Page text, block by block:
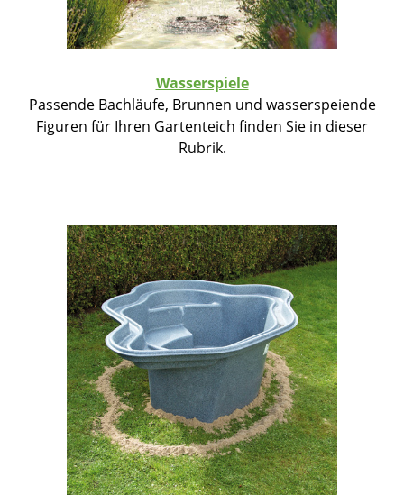
Wasserspiele
Passende Bachläufe, Brunnen und wasserspeiende
Figuren für Ihren Gartenteich finden Sie in dieser
Rubrik.